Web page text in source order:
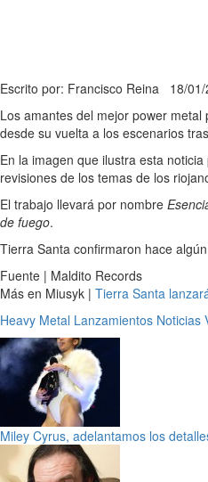
Escrito por: Francisco Reina 18/
Los amantes del mejor power
desde su vuelta a los escenarios tras
En la imagen que ilustra esta
revisiones de los temas de los
El trabajo llevará por nombre
de fuego.
Tierra Santa confirmaron hace
Fuente | Maldito Records
Más en Miusyk | Tierra Santa
Heavy Metal Lanzamientos Noticias
Miley Cyrus, adelantamos los